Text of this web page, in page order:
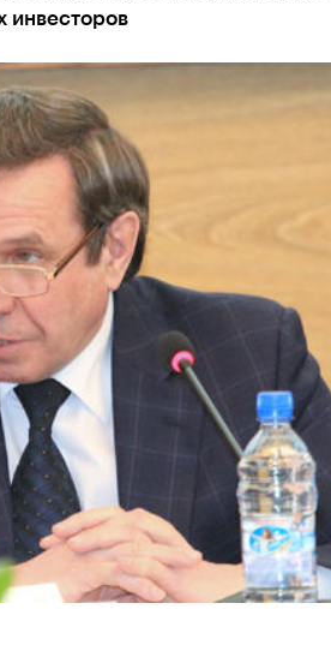
инвесторов